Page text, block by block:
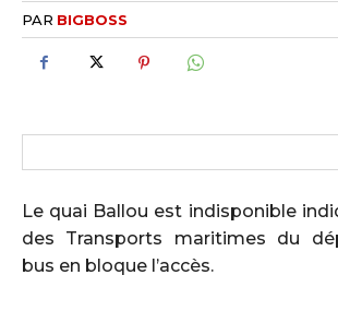
PAR BIGBOSS
Le quai Ballou est indisponible
des Transports maritimes du
bus en bloque l’accès.